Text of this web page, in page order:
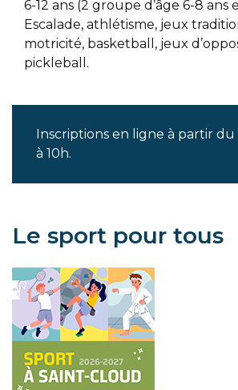
6-12 ans (2 groupe d’âge 6-8 ans
Escalade, athlétisme, jeux
motricité, basketball, jeux
pickleball.
Inscriptions en ligne à partir
à 10h.
Le sport pour tous